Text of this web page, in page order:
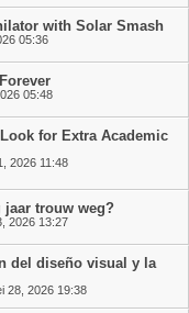
with Solar Smash
05:36
05:48
for Extra Academic
2026 11:48
trouw weg?
2026 13:27
del diseño visual y la
28, 2026 19:38